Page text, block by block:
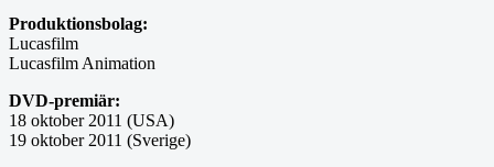
Produktionsbolag:
Lucasfilm
Lucasfilm Animation
DVD-premiär:
18 oktober 2011 (USA)
19 oktober 2011 (Sverige)